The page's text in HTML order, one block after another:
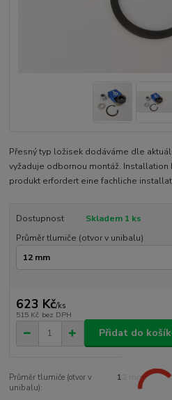
Přesný typ ložisek dodáváme dle
vyžaduje odbornou montáž.
produkt erfordert eine fachliche
Dostupnost
Skladem 1 ks
Průměr tlumiče (otvor v unibalu)
623 Kč/ks
515 Kč bez DPH
Přidat do
Průměr tlumiče (otvor v
unibalu):
12 mm